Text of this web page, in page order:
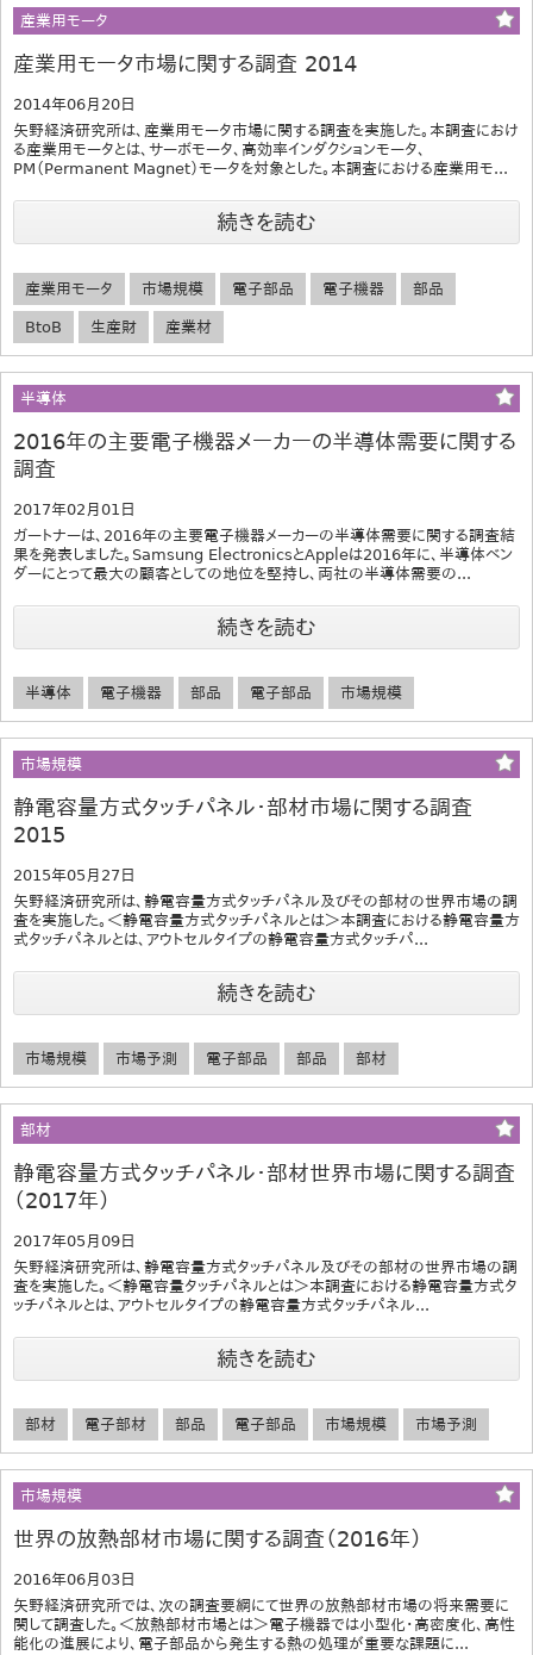
産業用モータ
産業用モータ市場に関する調査 2014
2014年06月20日
矢野経済研究所は、産業用モータ市場に関する調査を実施した。本調査におけ
る産業用モータとは、サーボモータ、高効率インダクションモータ、
PM（Permanent Magnet）モータを対象とした。本調査における産業用モ...
続きを読む
産業用モータ 市場規模 電子部品 電子機器 部品
BtoB 生産財 産業材
半導体
2016年の主要電子機器メーカーの半導体需要に関する
調査
2017年02月01日
ガートナーは、2016年の主要電子機器メーカーの半導体需要に関する調査結
果を発表しました。Samsung ElectronicsとAppleは2016年に、半導体ベン
ダーにとって最大の顧客としての地位を堅持し、両社の半導体需要の...
続きを読む
半導体 電子機器 部品 電子部品 市場規模
市場規模
静電容量方式タッチパネル･部材市場に関する調査
2015
2015年05月27日
矢野経済研究所は、静電容量方式タッチパネル及びその部材の世界市場の調
査を実施した。＜静電容量方式タッチパネルとは＞本調査における静電容量方
式タッチパネルとは、アウトセルタイプの静電容量方式タッチパ...
続きを読む
市場規模 市場予測 電子部品 部品 部材
部材
静電容量方式タッチパネル・部材世界市場に関する調査
（2017年）
2017年05月09日
矢野経済研究所は、静電容量方式タッチパネル及びその部材の世界市場の調
査を実施した。＜静電容量タッチパネルとは＞本調査における静電容量方式タ
ッチパネルとは、アウトセルタイプの静電容量方式タッチパネル...
続きを読む
部材 電子部材 部品 電子部品 市場規模 市場予測
市場規模
世界の放熱部材市場に関する調査（2016年）
2016年06月03日
矢野経済研究所では、次の調査要綱にて世界の放熱部材市場の将来需要に
関して調査した。＜放熱部材市場とは＞電子機器では小型化・高密度化、高性
能化の進展により、電子部品から発生する熱の処理が重要な課題に...